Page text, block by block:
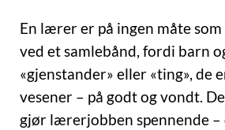
En lærer er på ingen måte
ved et samlebånd, fordi barn
«gjenstander» eller «ting», de
vesener – på godt og vondt.
gjør lærerjobben spennende –